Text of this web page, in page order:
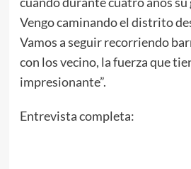
Vengo caminando el distrito
Vamos a seguir recorriendo
con los vecino, la fuerza que
impresionante”.
Entrevista completa: